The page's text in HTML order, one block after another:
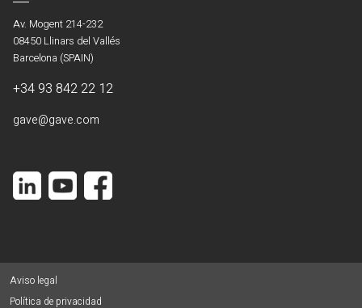
Av. Mogent 214-232
08450 Llinars del Vallés
Barcelona (SPAIN)
+34 93 842 22 12
gave@gave.com
Aviso legal
Política de privacidad